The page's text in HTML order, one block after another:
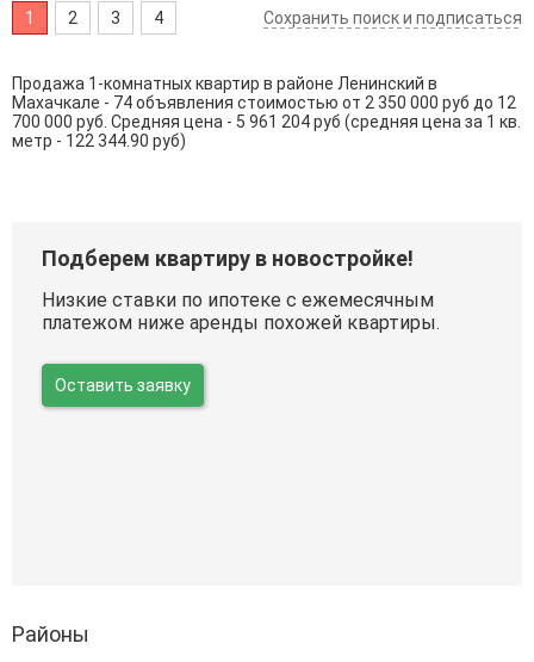
1 2 3 4 Сохранить поиск и подписаться
Продажа 1-комнатных квартир в районе Ленинский в
Махачкале - 74 объявления стоимостью от 2 350 000 руб до 12
700 000 руб. Средняя цена - 5 961 204 руб (средняя цена за 1 кв.
метр - 122 344.90 руб)
Подберем квартиру в новостройке!
Низкие ставки по ипотеке с ежемесячным
платежом ниже аренды похожей квартиры.
Оставить заявку
Районы